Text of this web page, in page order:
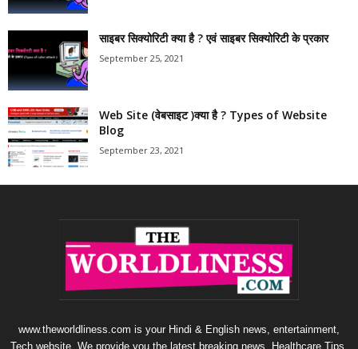
साइबर सिक्योरिटी क्या है ? एवं साइबर सिक्योरिटी के प्रकार
September 25, 2021
Web Site (वेबसाइट )क्या है ? Types of Website
Blog
September 23, 2021
www.theworldliness.com is your Hindi & English news, entertainment,
Tech website. We provide you the latest breaking news, Healthcare Tips,